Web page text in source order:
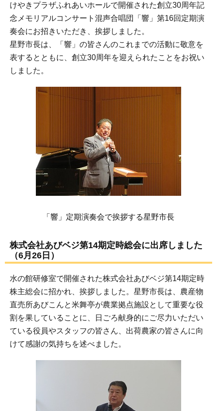
けやきプラザふれあいホールで開催された創立30周年記
念メモリアルコンサート混声合唱団「響」第16回定期演
奏会にお招きいただき、挨拶しました。
星野市長は、「響」の皆さんのこれまでの活動に敬意を
表するとともに、創立30周年を迎えられたことをお祝い
しました。
「響」定期演奏会で挨拶する星野市長
株式会社あびベジ第14期定時総会に出席しました
（6月26日）
水の館研修室で開催された株式会社あびベジ第14期定時
株主総会に招かれ、挨拶しました。星野市長は、農産物
直売所あびこんと米舞亭が農業拠点施設として重要な役
割を果していることに、日ごろ献身的にご尽力いただい
ている役員やスタッフの皆さん、出荷農家の皆さんに向
けて感謝の気持ちを述べました。